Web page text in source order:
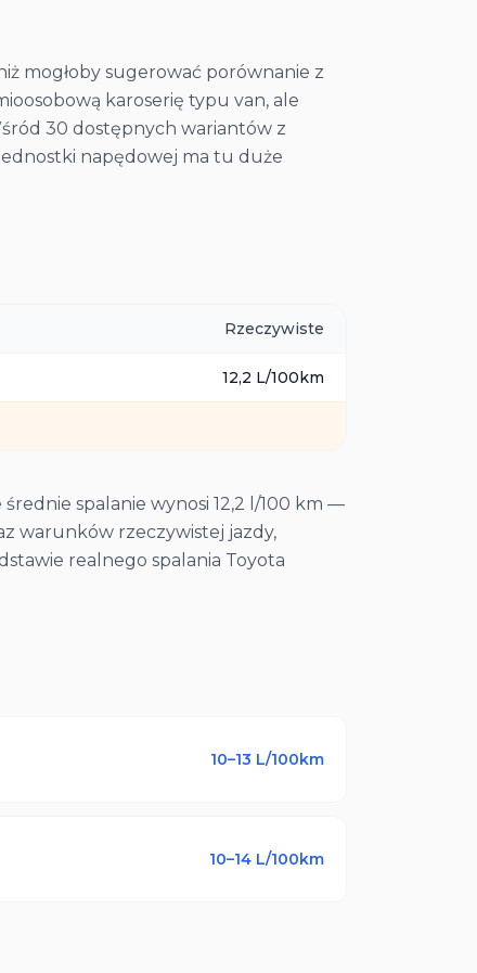
mogłoby sugerować porównanie z
karoserię typu van, ale
30 dostępnych wariantów z
napędowej ma tu duże
Rzeczywiste
12,2 L/100km
spalanie wynosi 12,2 l/100 km —
warunków rzeczywistej jazdy,
realnego spalania Toyota
10–13 L/100km
10–14 L/100km